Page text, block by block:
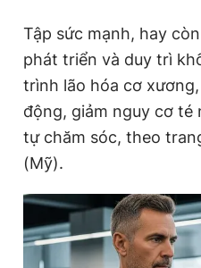
Tập sức mạnh, hay
phát triển và duy trì
trình lão hóa cơ
động, giảm nguy cơ té
tự chăm sóc, theo
(Mỹ).